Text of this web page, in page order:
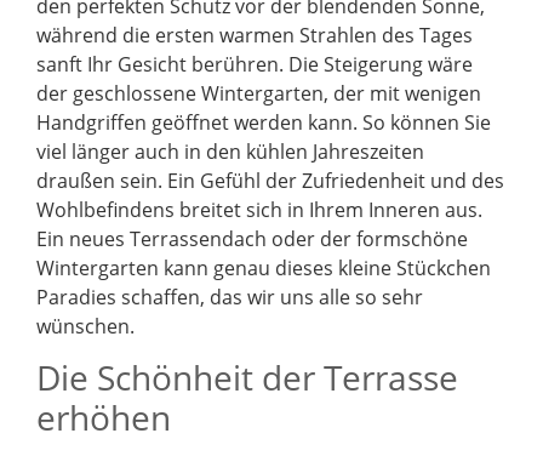
den perfekten Schutz vor der blendenden Sonne,
während die ersten warmen Strahlen des Tages
sanft Ihr Gesicht berühren. Die Steigerung wäre
der geschlossene Wintergarten, der mit wenigen
Handgriffen geöffnet werden kann. So können Sie
viel länger auch in den kühlen Jahreszeiten
draußen sein. Ein Gefühl der Zufriedenheit und des
Wohlbefindens breitet sich in Ihrem Inneren aus.
Ein neues Terrassendach oder der formschöne
Wintergarten kann genau dieses kleine Stückchen
Paradies schaffen, das wir uns alle so sehr
wünschen.
Die Schönheit der Terrasse
erhöhen